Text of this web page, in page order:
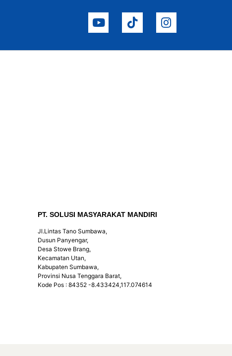
PT. SOLUSI MASYARAKAT MANDIRI
Jl.Lintas Tano Sumbawa,
Dusun Panyengar,
Desa Stowe Brang,
Kecamatan Utan,
Kabupaten Sumbawa,
Provinsi Nusa Tenggara Barat,
Kode Pos : 84352 -8.433424,117.074614